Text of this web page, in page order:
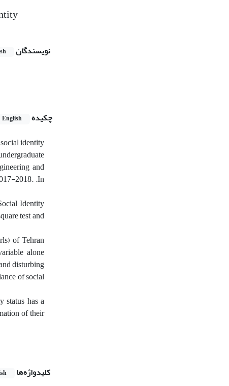
نویسندگان
چکیده
English
identity
and
2018. .In
Identity
test and
of Tehran
alone
disturbing
of social
status has a
of their
کلیدواژه‌ها